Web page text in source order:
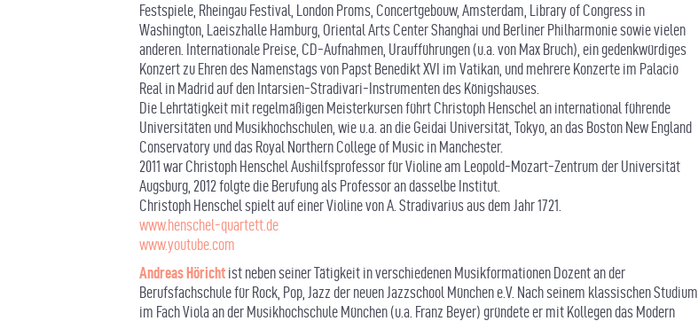
Festspiele, Rheingau Festival, London Proms, Concertgebouw, Amsterdam, Library of Congress in
Washington, Laeiszhalle Hamburg, Oriental Arts Center Shanghai und Berliner Philharmonie sowie vielen
anderen. Internationale Preise, CD-Aufnahmen, Uraufführungen (u.a. von Max Bruch), ein gedenkwürdiges
Konzert zu Ehren des Namenstags von Papst Benedikt XVI im Vatikan, und mehrere Konzerte im Palacio
Real in Madrid auf den Intarsien-Stradivari-Instrumenten des Königshauses.
Die Lehrtätigkeit mit regelmäßigen Meisterkursen führt Christoph Henschel an international führende
Universitäten und Musikhochschulen, wie u.a. an die Geidai Universität, Tokyo, an das Boston New England
Conservatory und das Royal Northern College of Music in Manchester.
2011 war Christoph Henschel Aushilfsprofessor für Violine am Leopold-Mozart-Zentrum der Universität
Augsburg, 2012 folgte die Berufung als Professor an dasselbe Institut.
Christoph Henschel spielt auf einer Violine von A. Stradivarius aus dem Jahr 1721.
www.henschel-quartett.de
www.youtube.com
Andreas Höricht ist neben seiner Tätigkeit in verschiedenen Musikformationen Dozent an der
Berufsfachschule für Rock, Pop, Jazz der neuen Jazzschool München e.V. Nach seinem klassischen Studium
im Fach Viola an der Musikhochschule München (u.a. Franz Beyer) gründete er mit Kollegen das Modern